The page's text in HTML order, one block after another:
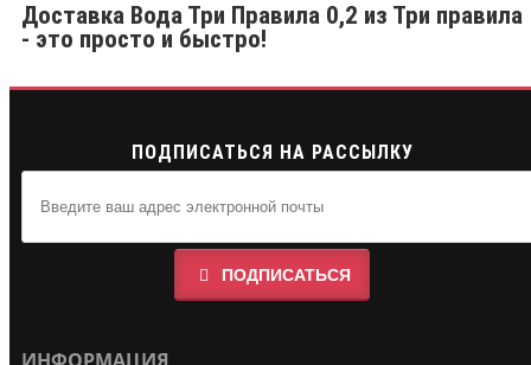
Доставка Вода Три Правила 0,2 из Три правила
- это просто и быстро!
ПОДПИСАТЬСЯ НА РАССЫЛКУ
ПОДПИСАТЬСЯ